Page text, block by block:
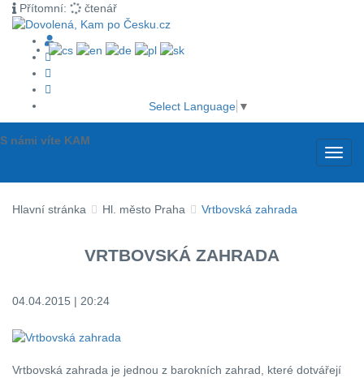
Přítomní: čtenář
Select Language ▼
S námi víte KAM
Hlavní stránka Hl. město Praha Vrtbovská zahrada
VRTBOVSKÁ ZAHRADA
04.04.2015 | 20:24
Vrtbovská zahrada je jednou z barokních zahrad, které dotvářejí